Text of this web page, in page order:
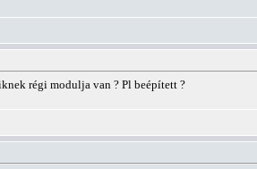
régi modulja van ? Pl beépített ?